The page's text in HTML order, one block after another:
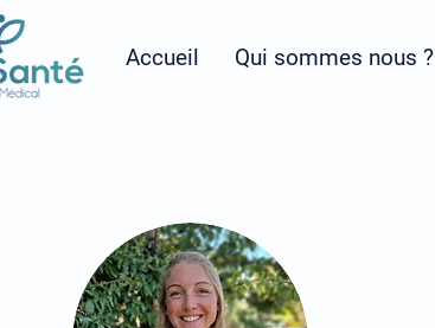
Accueil Qui sommes nous ?